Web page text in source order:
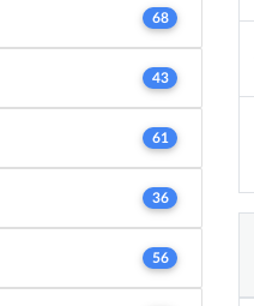
68
43
61
36
56